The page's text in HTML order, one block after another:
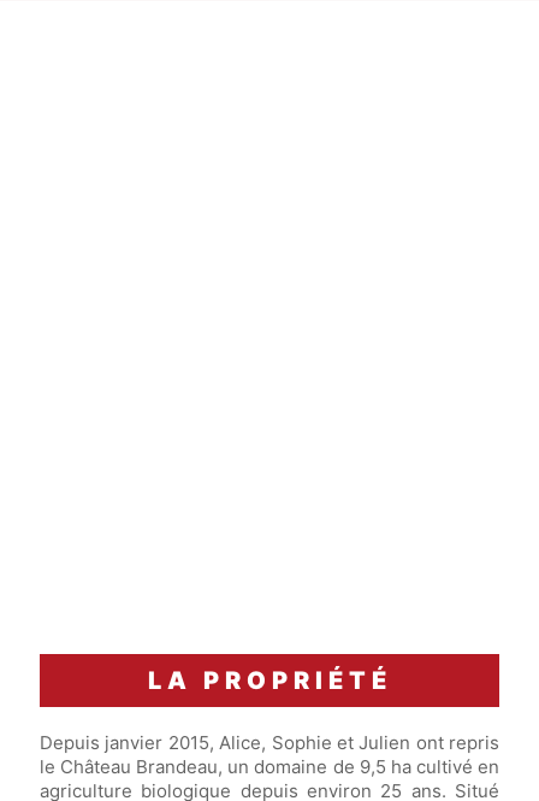
LA PROPRIÉTÉ
Depuis janvier 2015, Alice, Sophie et Julien ont repris
le Château Brandeau, un domaine de 9,5 ha cultivé en
agriculture biologique depuis environ 25 ans. Situé